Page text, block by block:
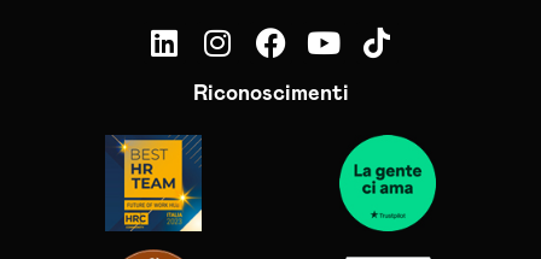
Riconoscimenti